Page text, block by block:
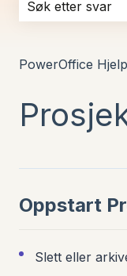
PowerOffice
Oppstart
Slett eller